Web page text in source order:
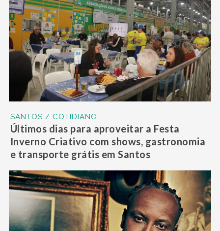
SANTOS / COTIDIANO
Últimos dias para aproveitar a Festa
Inverno Criativo com shows, gastronomia
e transporte grátis em Santos